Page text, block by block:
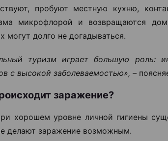
пробуют местную кухню,
микрофлорой и возвращаются
могут долго не догадываться.
туризм играет большую роль:
с высокой заболеваемостью», –
заражение?
хорошем уровне личной гигиены
делают заражение возможным.